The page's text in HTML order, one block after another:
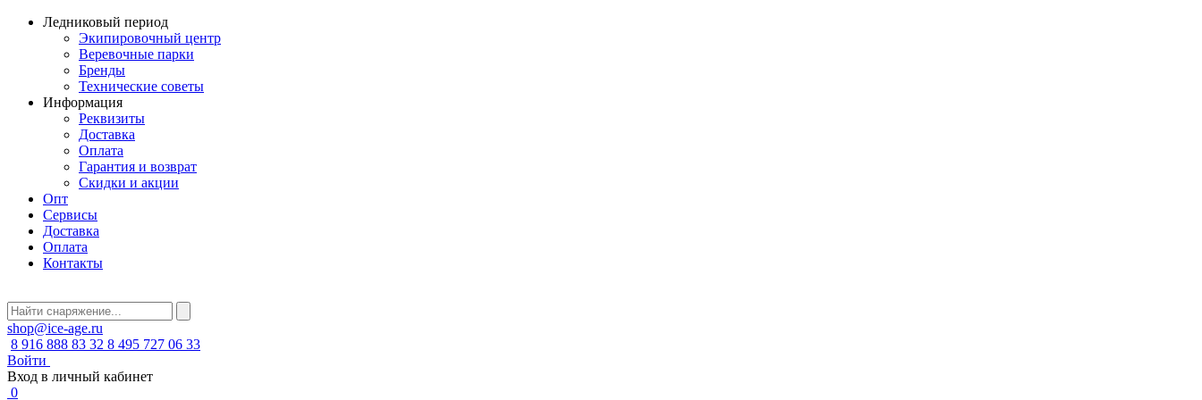
Ледниковый период
Экипировочный центр
Веревочные парки
Бренды
Технические советы
Информация
Реквизиты
Доставка
Оплата
Гарантия и возврат
Скидки и акции
Опт
Сервисы
Доставка
Оплата
Контакты
shop@ice-age.ru
8 916 888 83 32 8 495 727 06 33
Войти
Вход в личный кабинет
0